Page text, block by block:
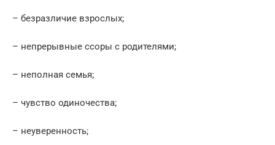
– безразличие взрослых;
– непрерывные ссоры с родителями;
– неполная семья;
– чувство одиночества;
– неуверенность;